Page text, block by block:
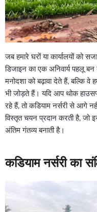
जब हमारे घरों या कार्यालयों को
डिजाइन का एक अनिवार्य पहलू
मनोदशा को बढ़ावा देते हैं, बल्कि वे
भी जोड़ते हैं। यदि आप थोक
रहे हैं, तो कडियाम नर्सरी से आगे
विस्तृत चयन प्रदान करती है, जो
अंतिम गंतव्य बनाती है।
कडियाम नर्सरी का